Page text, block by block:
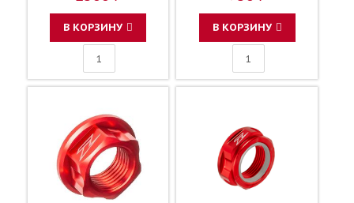
В КОРЗИНУ
10H10 56241-10H11
В КОРЗИНУ